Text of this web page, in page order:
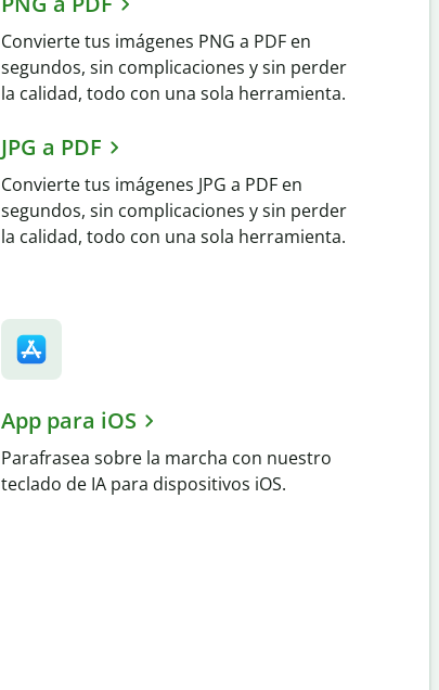
Convierte tus imágenes PNG a PDF en
segundos, sin complicaciones y sin perder
la calidad, todo con una sola herramienta.
JPG a PDF
Convierte tus imágenes JPG a PDF en
segundos, sin complicaciones y sin perder
la calidad, todo con una sola herramienta.
App para iOS
Parafrasea sobre la marcha con nuestro
teclado de IA para dispositivos iOS.